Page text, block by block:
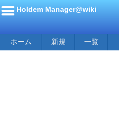
Holdem Manager@wiki
ホーム 新規 一覧